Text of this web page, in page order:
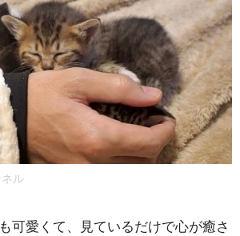
ル
可愛くて、見ているだけで心が癒さ